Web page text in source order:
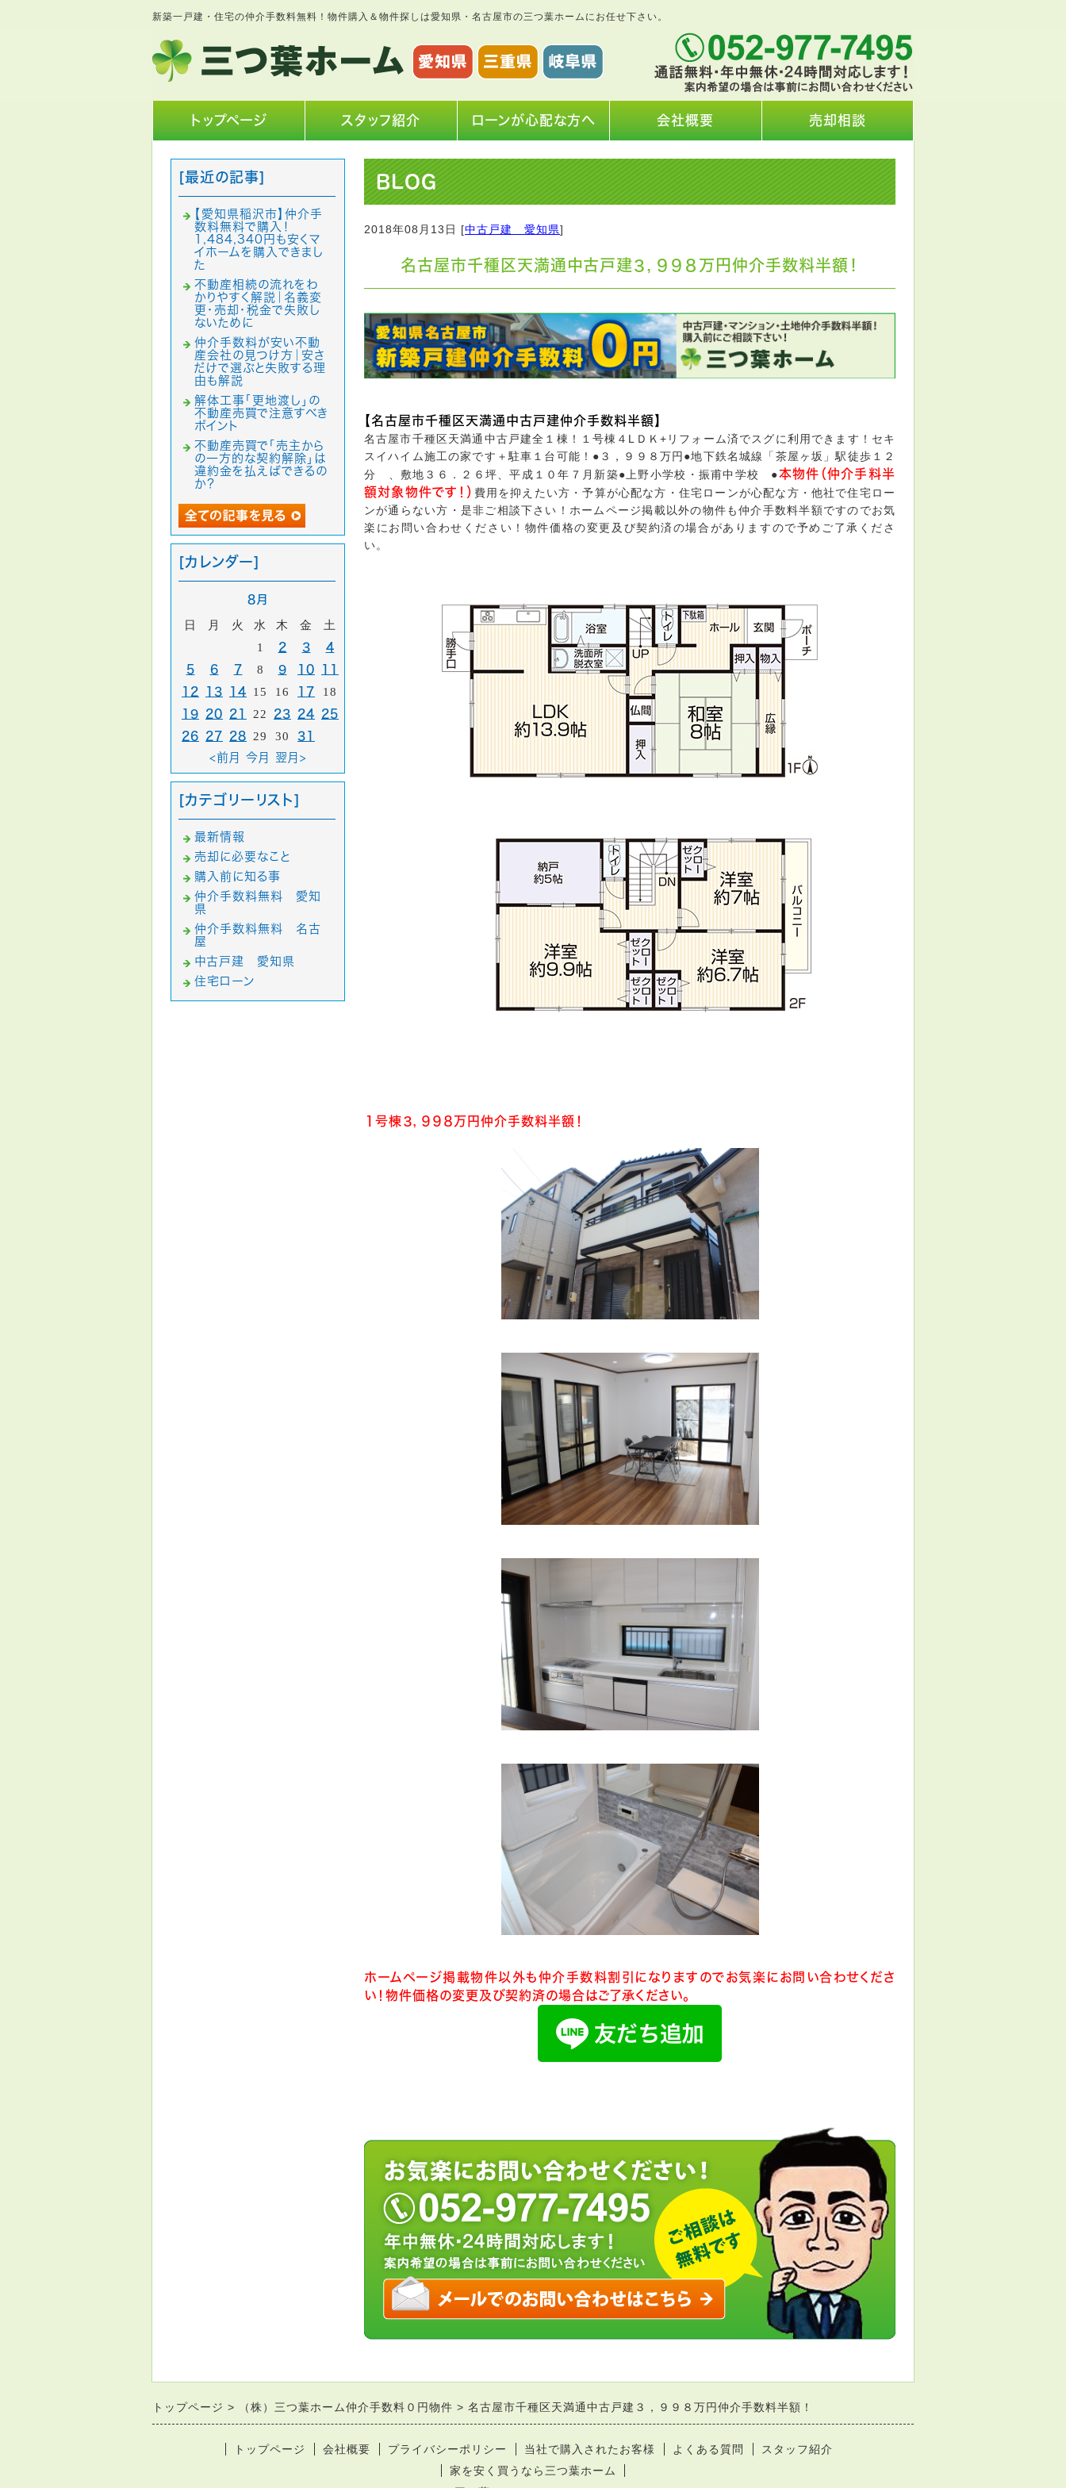
新築一戸建・住宅の仲介手数料無料！物件購入＆物件探しは愛知県・名古屋市の三つ葉ホームにお任せ下さい。
トップページ スタッフ紹介 ローンが心配な方へ 会社概要 売却相談
BLOG
2018年08月13日 [中古戸建 愛知県]
名古屋市千種区天満通中古戸建３，９９８万円仲介手数料半額！
【名古屋市千種区天満通中古戸建仲介手数料半額】
名古屋市千種区天満通中古戸建全１棟！１号棟４LＤＫ+リフォーム済でスグに利用できます！セキ
スイハイム施工の家です＋駐車１台可能！●３，９９８万円●地下鉄名城線「茶屋ヶ坂」駅徒歩１２
分 、敷地３６．２６坪、平成１０年７月新築●上野小学校・振甫中学校 ●本物件（仲介手料半
額対象物件です！） 費用を抑えたい方・予算が心配な方・住宅ローンが心配な方・他社で住宅ロー
ンが通らない方・是非ご相談下さい！ホームページ掲載以外の物件も仲介手数料半額ですのでお気
楽にお問い合わせください！物件価格の変更及び契約済の場合がありますので予めご了承くださ
い。
１号棟３，９９８万円仲介手数料半額！
ホームページ掲載物件以外も仲介手数料割引になりますのでお気楽にお問い合わせくださ
い！物件価格の変更及び契約済の場合はご了承ください。
[最近の記事]
【愛知県稲沢市】仲介手
数料無料で購入！
1,484,340円も安くマ
イホームを購入できまし
た
不動産相続の流れをわ
かりやすく解説｜名義変
更・売却・税金で失敗し
ないために
仲介手数料が安い不動
産会社の見つけ方｜安さ
だけで選ぶと失敗する理
由も解説
解体工事「更地渡し」の
不動産売買で注意すべき
ポイント
不動産売買で「売主から
の一方的な契約解除」は
違約金を払えばできるの
か？
[カレンダー]
8月
日 月 火 水 木 金
土
1
2 3
4
5
6 7 8 9 10
11
12
13 14 15 16 17 18
19 20 21 22 23 24
25
26
27 28 29 30
31
<前月
今月 翌月>
[カテゴリーリスト]
最新情報
売却に必要なこと
購入前に知る事
仲介手数料無料 愛知
県
仲介手数料無料 名古
屋
中古戸建 愛知県
住宅ローン
トップページ （株）三つ葉ホーム仲介手数料０円物件 名古屋市千種区天満通中古戸建３，９９８万円仲介手数料半額！
トップページ 会社概要 プライバシーポリシー 当社で購入されたお客様 よくある質問
スタッフ紹介
家を安く買うなら三つ葉ホーム